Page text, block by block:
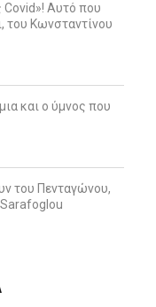
Αυτό που
του Κωνσταντίνου
και ο ύμνος που
του Πενταγώνου,